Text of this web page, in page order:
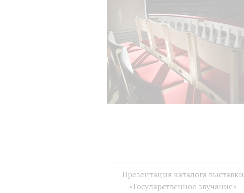
Презентация каталога выставки
«Государственное звучание»